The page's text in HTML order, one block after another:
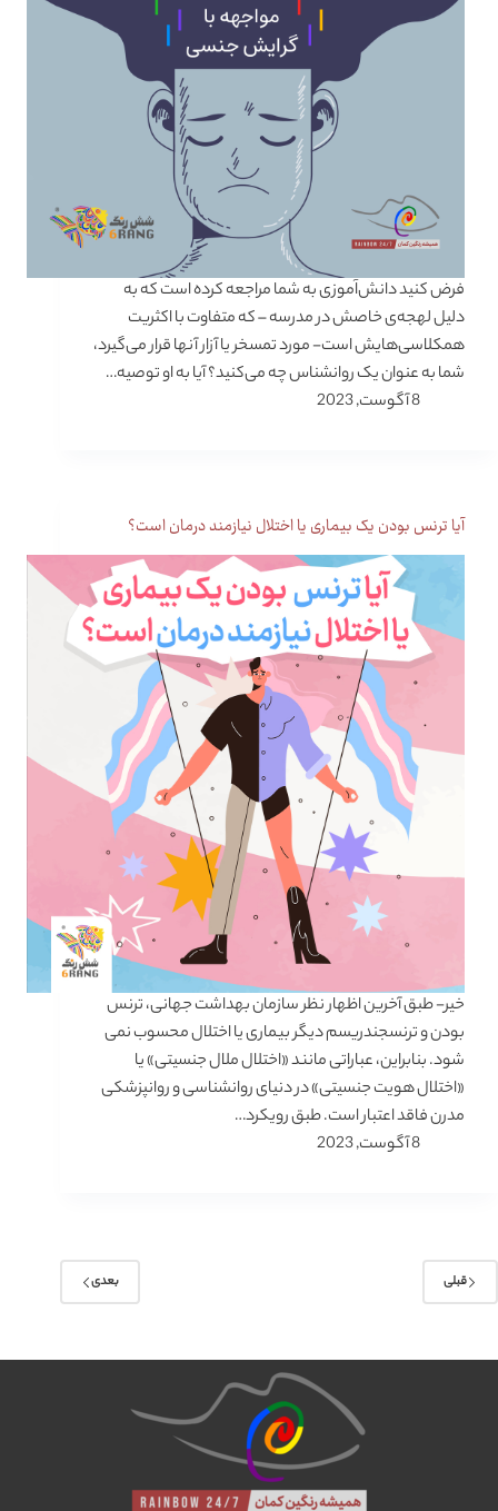
فرض کنید دانش‌ا‌ٓموزی به شما مراجعه کرده است که به
دلیل لهجه‌ی خاصش در مدرسه – که متفاوت با اکثریت
همکلاسی‌هایش است- مورد تمسخر یا آزار آنها قرار می‌گیرد،
شما به عنوان یک روانشناس چه می‌کنید؟ آیا به او توصیه…
8 آگوست, 2023
آیا ترنس بودن یک بیماری یا اختلال نیازمند درمان است؟
خیر- طبق آخرین اظهار نظر سازمان بهداشت جهانی، ترنس‌
بودن و ترنسجندریسم دیگر بیماری یا اختلال محسوب نمی
شود. بنابراین، عباراتی مانند «اختلال ملال جنسیتی» یا
«اختلال هویت جنسیتی» در دنیای روانشناسی و روانپزشکی
مدرن فاقد اعتبار است. طبق رویکرد…
8 آگوست, 2023
قبلی بعدی